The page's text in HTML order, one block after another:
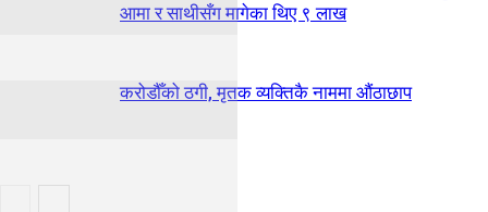
आमा र साथीसँग मागेका थिए ९ लाख
करोडौँको ठगी, मृतक व्यक्तिकै नाममा औंठाछाप